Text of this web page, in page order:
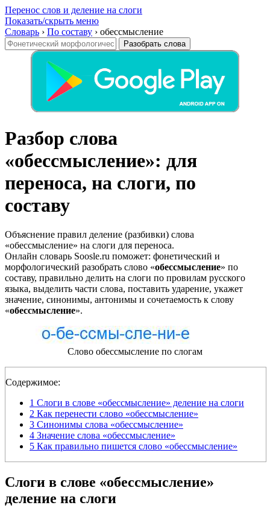
Перенос слов и деление на слоги
Показать/скрыть меню
Словарь › По составу › обессмысление
Разобрать слова
Разбор слова
«обессмысление»: для
переноса, на слоги, по
составу
Объяснение правил деление (разбивки) слова
«обессмысление» на слоги для переноса.
Онлайн словарь Soosle.ru поможет: фонетический и
морфологический разобрать слово «обессмысление» по
составу, правильно делить на слоги по провилам русского
языка, выделить части слова, поставить ударение, укажет
значение, синонимы, антонимы и сочетаемость к слову
«обессмысление».
Слово обессмысление по слогам
Содержимое:
1 Слоги в слове «обессмысление» деление на слоги
2 Как перенести слово «обессмысление»
3 Синонимы слова «обессмысление»
4 Значение слова «обессмысление»
5 Как правильно пишется слово «обессмысление»
Слоги в слове «обессмысление»
деление на слоги